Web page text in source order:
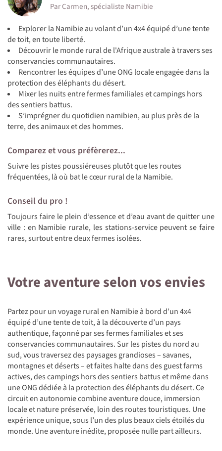
Par Carmen, spécialiste Namibie
Explorer la Namibie au volant d’un 4x4 équipé d’une tente
de toit, en toute liberté.
Découvrir le monde rural de l'Afrique australe à travers ses
conservancies communautaires.
Rencontrer les équipes d’une ONG locale engagée dans la
protection des éléphants du désert.
Mixer les nuits entre fermes familiales et campings hors
des sentiers battus.
S’imprégner du quotidien namibien, au plus près de la
terre, des animaux et des hommes.
Comparez et vous préfèrerez...
Suivre les pistes poussiéreuses plutôt que les routes
fréquentées, là où bat le cœur rural de la Namibie.
Conseil du pro !
Toujours faire le plein d’essence et d’eau avant de quitter une
ville : en Namibie rurale, les stations-service peuvent se faire
rares, surtout entre deux fermes isolées.
Votre aventure selon vos envies
Partez pour un voyage rural en Namibie à bord d’un 4x4
équipé d’une tente de toit, à la découverte d’un pays
authentique, façonné par ses fermes familiales et ses
conservancies communautaires. Sur les pistes du nord au
sud, vous traversez des paysages grandioses – savanes,
montagnes et déserts – et faites halte dans des guest farms
actives, des campings hors des sentiers battus et même dans
une ONG dédiée à la protection des éléphants du désert. Ce
circuit en autonomie combine aventure douce, immersion
locale et nature préservée, loin des routes touristiques. Une
expérience unique, sous l’un des plus beaux ciels étoilés du
monde. Une aventure inédite, proposée nulle part ailleurs.